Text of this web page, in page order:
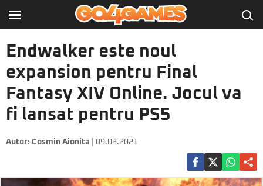
Endwalker este noul
expansion pentru Final
Fantasy XIV Online. Jocul va
fi lansat pentru PS5
Autor: Cosmin Aionita | 09.02.2021